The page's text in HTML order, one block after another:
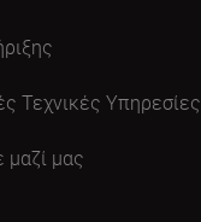
Τεχνικές Υπηρεσίες
μαζί μας